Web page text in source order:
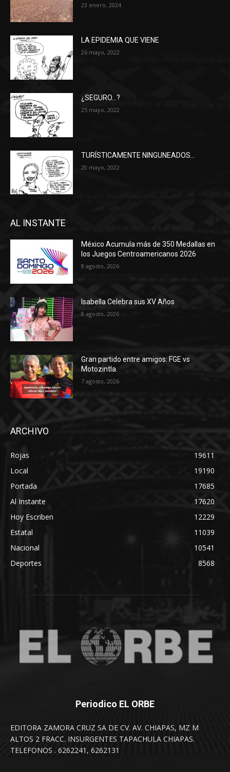
23 enero, 2024
LA EPIDEMIA QUE VIENE
26 mayo, 2022
¿SEGURO…?
25 mayo, 2022
TURÍSTICAMENTE NINGUNEADOS…
20 mayo, 2022
AL INSTANTE
México Acumula más de 350 Medallas en
los Juegos Centroamericanos 2026
8 agosto, 2026
Isabella Celebra sus XV Años
8 agosto, 2026
Gran partido entre amigos: FGE vs
Motozintla.
7 agosto, 2026
ARCHIVO
Rojas
19611
Local
19190
Portada
17685
Al Instante
17620
Hoy Escriben
12229
Estatal
11039
Nacional
10541
Deportes
8568
Periodico EL ORBE
EDITORA ZAMORA CRUZ SA DE CV. AV. CHIAPAS, MZ M
ALTOS 2 FRACC. INSURGENTES TAPACHULA CHIAPAS.
TELEFONOS . 6262241, 6262131